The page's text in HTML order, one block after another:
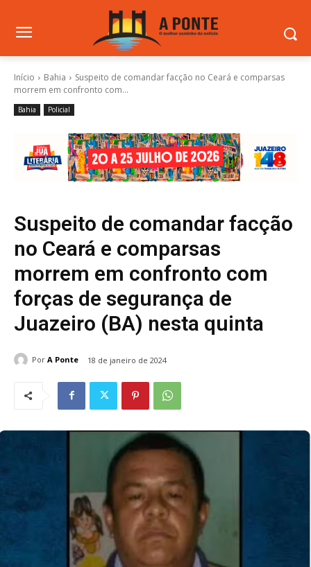
Início Bahia
Suspeito de comandar facção no Ceará e comparsas
morrem em confronto com...
Bahia Policial
Suspeito de comandar facção
no Ceará e comparsas
morrem em confronto com
forças de segurança de
Juazeiro (BA) nesta quinta
Por A Ponte 18 de janeiro de 2024